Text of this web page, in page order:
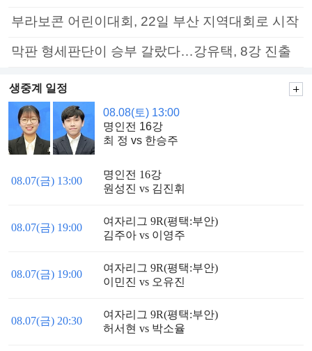
부라보콘 어린이대회, 22일 부산 지역대회로 시작
막판 형세판단이 승부 갈랐다…강유택, 8강 진출
생중계 일정
08.08(토) 13:00
명인전 16강
최 정 vs 한승주
08.07(금) 13:00
명인전 16강
원성진 vs 김진휘
08.07(금) 19:00
여자리그 9R(평택:부안)
김주아 vs 이영주
08.07(금) 19:00
여자리그 9R(평택:부안)
이민진 vs 오유진
08.07(금) 20:30
여자리그 9R(평택:부안)
허서현 vs 박소율